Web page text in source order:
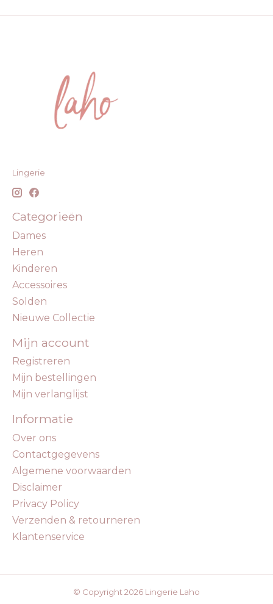
Lingerie
Categorieën
Dames
Heren
Kinderen
Accessoires
Solden
Nieuwe Collectie
Mijn account
Registreren
Mijn bestellingen
Mijn verlanglijst
Informatie
Over ons
Contactgegevens
Algemene voorwaarden
Disclaimer
Privacy Policy
Verzenden & retourneren
Klantenservice
© Copyright 2026 Lingerie Laho